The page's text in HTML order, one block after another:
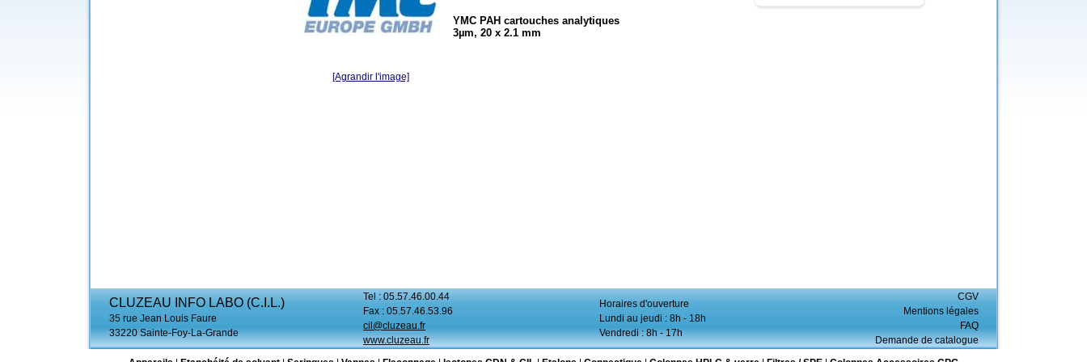
[Agrandir l'image]
YMC PAH cartouches analytiques
3µm, 20 x 2.1 mm
CLUZEAU INFO LABO (C.I.L.)
35 rue Jean Louis Faure
33220 Sainte-Foy-La-Grande
Tel : 05.57.46.00.44
Fax : 05.57.46.53.96
cil@cluzeau.fr
www.cluzeau.fr
Horaires d'ouverture
Lundi au jeudi : 8h - 18h
Vendredi : 8h - 17h
CGV
Mentions légales
FAQ
Demande de catalogue